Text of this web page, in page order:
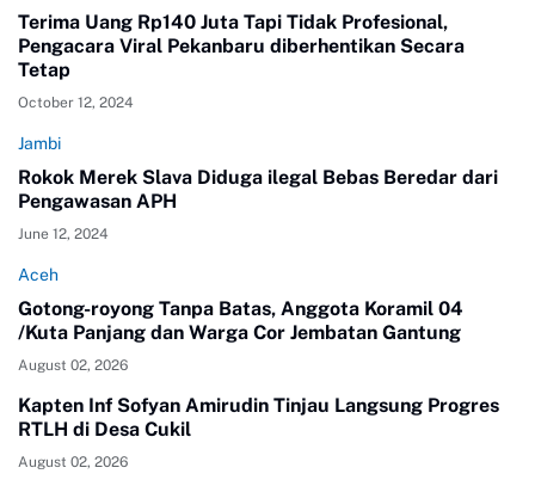
Terima Uang Rp140 Juta Tapi Tidak Profesional,
Pengacara Viral Pekanbaru diberhentikan Secara
Tetap
October 12, 2024
Jambi
Rokok Merek Slava Diduga ilegal Bebas Beredar dari
Pengawasan APH
June 12, 2024
Aceh
Gotong-royong Tanpa Batas, Anggota Koramil 04
/Kuta Panjang dan Warga Cor Jembatan Gantung
August 02, 2026
Kapten Inf Sofyan Amirudin Tinjau Langsung Progres
RTLH di Desa Cukil
August 02, 2026